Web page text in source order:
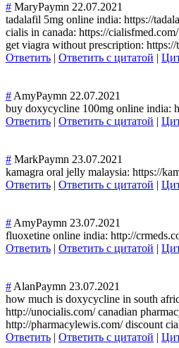
# MaryPaymn 22.07.2021
tadalafil 5mg online india: https://
cialis in canada: https://
get viagra without prescription:
Ответить | Ответить с цитатой |
#AmyPaymn 22.07.2021
buy doxycycline 100mg online india:
Ответить | Ответить с цитатой |
# MarkPaymn 23.07.2021
kamagra oral jelly malaysia: https://
Ответить | Ответить с цитатой |
#AmyPaymn 23.07.2021
fluoxetine online india: http://
Ответить | Ответить с цитатой |
#AlanPaymn 23.07.2021
how much is doxycycline in south
http://unocialis.com/ canadian
http://pharmacylewis.com/ discount
Ответить | Ответить с цитатой |